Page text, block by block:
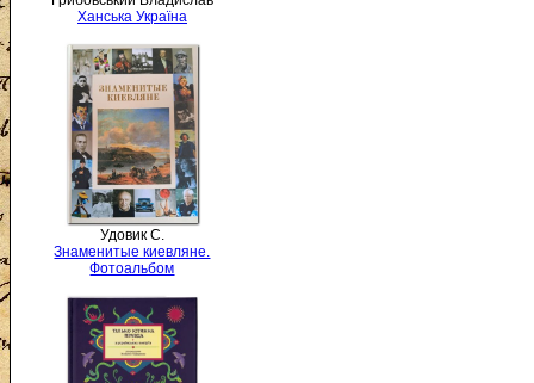
Ханська Україна
Удовик С.
Знаменитые киевляне.
Фотоальбом